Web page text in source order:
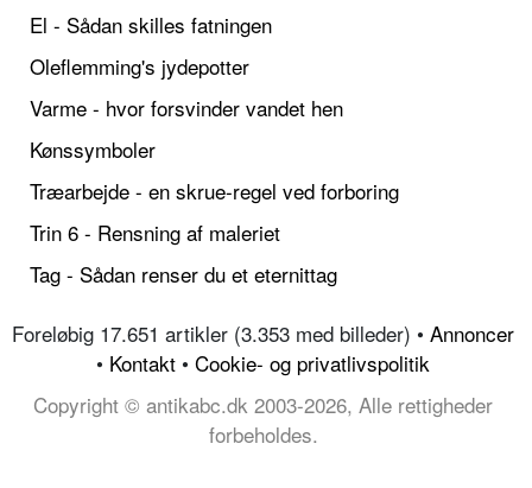
El - Sådan skilles fatningen
Oleflemming's jydepotter
Varme - hvor forsvinder vandet hen
Kønssymboler
Træarbejde - en skrue-regel ved forboring
Trin 6 - Rensning af maleriet
Tag - Sådan renser du et eternittag
Foreløbig 17.651 artikler (3.353 med billeder) • Annoncer
• Kontakt • Cookie- og privatlivspolitik
Copyright © antikabc.dk 2003-2026, Alle rettigheder
forbeholdes.